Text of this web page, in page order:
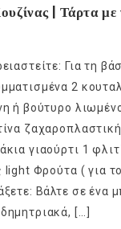
| Τάρτα με
Για τη
2
ή βούτυρο
γιαούρτι 1
light Φρούτα ( για
Βάλτε σε ένα
[…]